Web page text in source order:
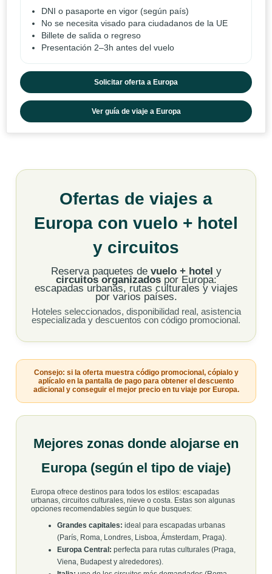
DNI o pasaporte en vigor (según país)
No se necesita visado para ciudadanos de la UE
Billete de salida o regreso
Presentación 2–3h antes del vuelo
Solicitar oferta a Europa
Ver guía de viaje a Europa
Ofertas de viajes a
Europa con vuelo + hotel
y circuitos
Reserva paquetes de vuelo + hotel y
circuitos organizadospor Europa:
escapadas urbanas, rutas culturales y viajes
por varios países.
Hoteles seleccionados, disponibilidad real, asistencia
especializada y descuentos con código promocional.
Consejo: si la oferta muestra código promocional, cópialo y
aplícalo en la pantalla de pago para obtener el descuento
adicional y conseguir el mejor precio en tu viaje por Europa.
Mejores zonas donde alojarse en
Europa (según el tipo de viaje)
Europa ofrece destinos para todos los estilos: escapadas
urbanas, circuitos culturales, nieve o costa. Estas son algunas
opciones recomendables según lo que busques:
Grandes capitales: ideal para escapadas urbanas
(París, Roma, Londres, Lisboa, Ámsterdam, Praga).
Europa Central: perfecta para rutas culturales (Praga,
Viena, Budapest y alrededores).